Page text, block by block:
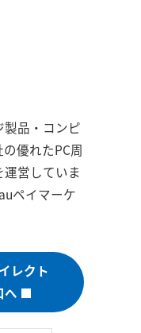
品・コンピ
優れたPC周
営していま
ペイマーケ
レクト
へ